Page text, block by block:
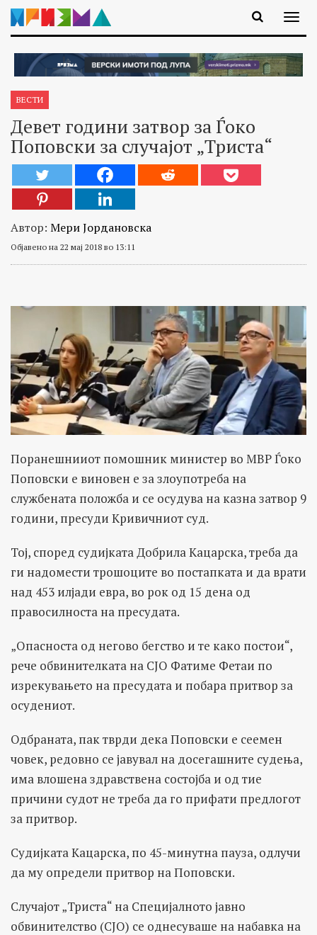
ВЕСТИ
Девет години затвор за Ѓоко
Поповски за случајот „Триста“
Автор: Мери Јордановска
Објавено на 22 мај 2018 во 13:11
Поранешнииот помошник министер во МВР Ѓоко
Поповски е виновен е за злоупотреба на
службената положба и се осудува на казна затвор 9
години, пресуди Кривичниот суд.
Тој, според судијката Добрила Кацарска, треба да
ги надомести трошоците во постапката и да врати
над 453 илјади евра, во рок од 15 дена од
правосилноста на пресудата.
„Опасноста од негово бегство и те како постои“,
рече обвинителката на СЈО Фатиме Фетаи по
изрекувањето на пресудата и побара притвор за
осудениот.
Одбраната, пак тврди дека Поповски е сеемен
човек, редовно се јавувал на досегашните судења,
има влошена здравствена состојба и од тие
причини судот не треба да го прифати предлогот
за притвор.
Судијката Кацарска, по 45-минутна пауза, одлучи
да му определи притвор на Поповски.
Случајот „Триста“ на Специјалното јавно
обвинителство (СЈО) се однесуваше на набавка на